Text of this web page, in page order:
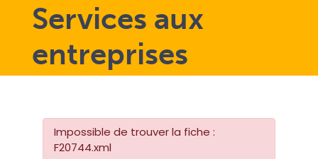
Services aux
entreprises
Impossible de trouver la fiche :
F20744.xml